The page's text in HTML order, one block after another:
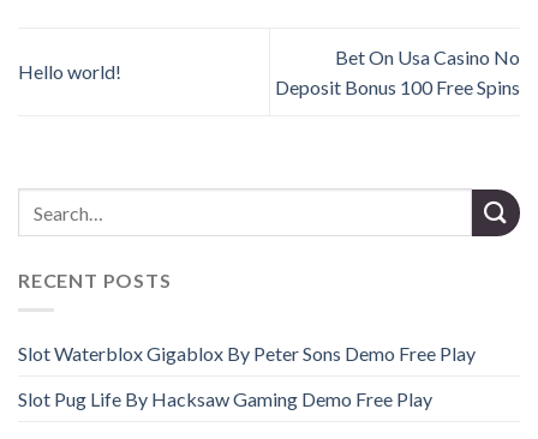
Hello world!
Bet On Usa Casino No
Deposit Bonus 100 Free Spins
RECENT POSTS
Slot Waterblox Gigablox By Peter Sons Demo Free Play
Slot Pug Life By Hacksaw Gaming Demo Free Play